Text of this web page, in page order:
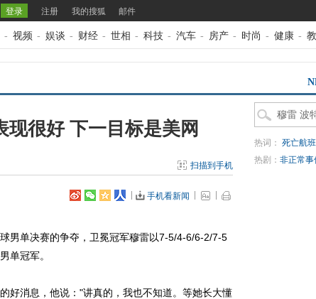
注册 我的搜狐 邮件
- 视频 - 娱谈 - 财经 - 世相 - 科技 - 汽车 - 房产 - 时尚 - 健康 -
很好 下一目标是美网
扫描到手机
手机看新闻
男单决赛的争夺，卫冕冠军穆雷以7-5/4-6/6-2/7-5
单冠军。
好消息，他说："讲真的，我也不知道。等她长大懂
热词： 死亡航班
热剧： 非正常事